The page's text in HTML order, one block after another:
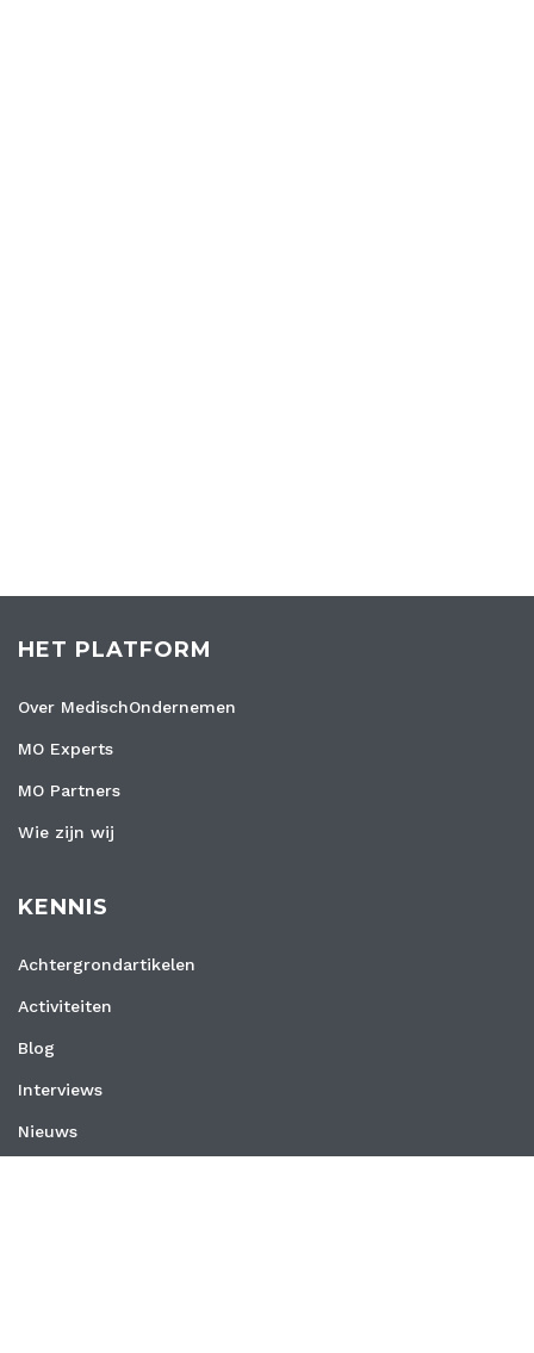
HET PLATFORM
Over MedischOndernemen
MO Experts
MO Partners
Wie zijn wij
KENNIS
Achtergrondartikelen
Activiteiten
Blog
Interviews
Nieuws